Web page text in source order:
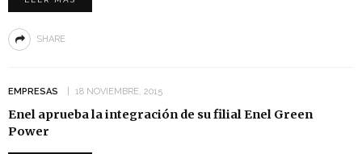
SHARE
EMPRESAS 18 NOVIEMBRE, 2015
Enel aprueba la integración de su filial Enel Green
Power